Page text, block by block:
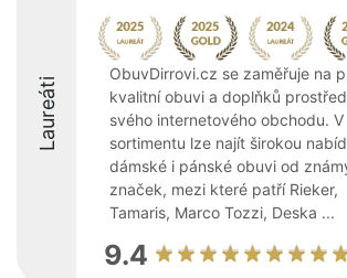
Laureáti
ObuvDirrovi.cz se zaměřuje na
kvalitní obuvi a doplňků
svého internetového obchodu. V
sortimentu lze najít širokou
dámské i pánské obuvi od
značek, mezi které patří Rieker,
Tamaris, Marco Tozzi, Deska ...
9.4